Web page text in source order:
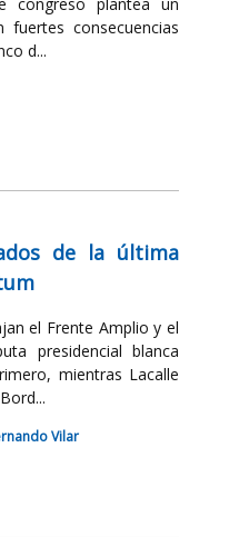
consecuencias
d...
de la última
el Frente Amplio y el
presidencial blanca
mientras Lacalle
Vilar